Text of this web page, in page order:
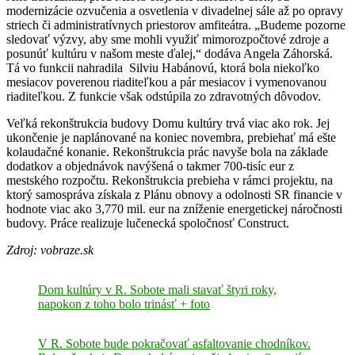
modernizácie ozvučenia a osvetlenia v divadelnej sále až po opravy
striech či administratívnych priestorov amfiteátra. „Budeme pozorne
sledovať výzvy, aby sme mohli využiť mimorozpočtové zdroje a
posunúť kultúru v našom meste ďalej,“ dodáva Angela Záhorská.
Tá vo funkcii nahradila Silviu Habánovú, ktorá bola niekoľko
mesiacov poverenou riaditeľkou a pár mesiacov i vymenovanou
riaditeľkou. Z funkcie však odstúpila zo zdravotných dôvodov.
Veľká rekonštrukcia budovy Domu kultúry trvá viac ako rok. Jej
ukončenie je naplánované na koniec novembra, prebiehať má ešte
kolaudačné konanie. Rekonštrukcia prác navyše bola na základe
dodatkov a objednávok navýšená o takmer 700-tisíc eur z
mestského rozpočtu. Rekonštrukcia prebieha v rámci projektu, na
ktorý samospráva získala z Plánu obnovy a odolnosti SR financie v
hodnote viac ako 3,770 mil. eur na zníženie energetickej náročnosti
budovy. Práce realizuje lučenecká spoločnosť Construct.
Zdroj: vobraze.sk
Dom kultúry v R. Sobote mali stavať štyri roky,
napokon z toho bolo trinásť + foto
V R. Sobote bude pokračovať asfaltovanie chodníkov.